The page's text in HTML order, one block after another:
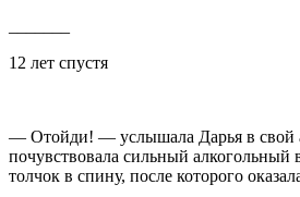
12 лет спустя
— Отойди! — услышала Дарья в свой
почувствовала сильный алкогольный
толчок в спину, после которого